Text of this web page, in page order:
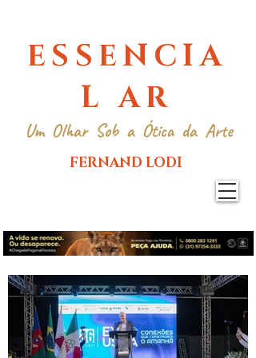
ESSENCIA
L AR
Um Olhar Sob a Ótica da Arte
FERNAND LODI